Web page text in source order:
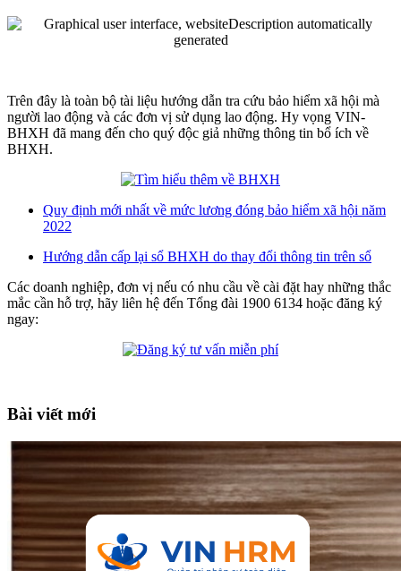
Trên đây là toàn bộ tài liệu hướng dẫn tra cứu bảo hiểm xã hội mà
người lao động và các đơn vị sử dụng lao động. Hy vọng VIN-
BHXH đã mang đến cho quý độc giả những thông tin bổ ích về
BHXH.
Quy định mới nhất về mức lương đóng bảo hiểm xã hội năm
2022
Hướng dẫn cấp lại sổ BHXH do thay đổi thông tin trên sổ
Các doanh nghiệp, đơn vị nếu có nhu cầu về cài đặt hay những thắc
mắc cần hỗ trợ, hãy liên hệ đến Tổng đài 1900 6134 hoặc đăng ký
ngay:
Bài viết mới